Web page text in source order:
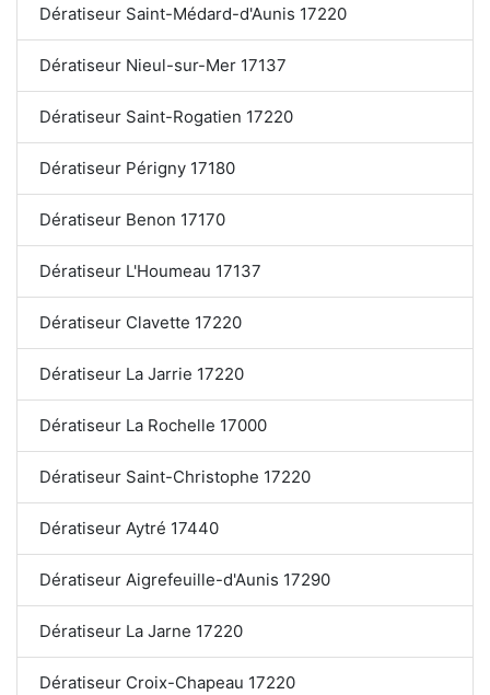
Dératiseur Saint-Médard-d'Aunis 17220
Dératiseur Nieul-sur-Mer 17137
Dératiseur Saint-Rogatien 17220
Dératiseur Périgny 17180
Dératiseur Benon 17170
Dératiseur L'Houmeau 17137
Dératiseur Clavette 17220
Dératiseur La Jarrie 17220
Dératiseur La Rochelle 17000
Dératiseur Saint-Christophe 17220
Dératiseur Aytré 17440
Dératiseur Aigrefeuille-d'Aunis 17290
Dératiseur La Jarne 17220
Dératiseur Croix-Chapeau 17220